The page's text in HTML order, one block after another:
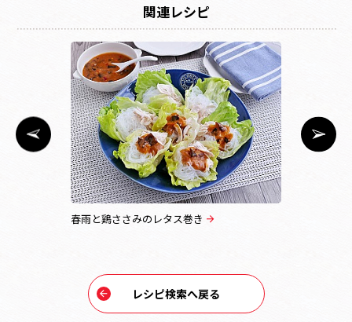
関連レシピ
春雨と鶏ささみのレタス巻き
レシピ検索へ戻る